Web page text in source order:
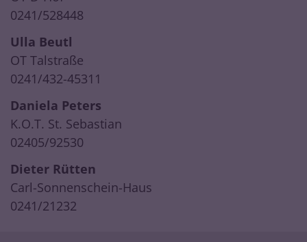
0241/528448
Ulla Beutl
OT Talstraße
0241/432-45311
Daniela Peters
K.O.T. St. Sebastian
02405/92530
Dieter Rütten
Carl-Sonnenschein-Haus
0241/21232